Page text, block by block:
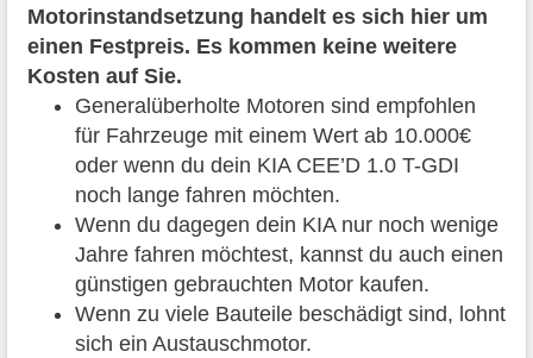
Motorinstandsetzung handelt es sich hier um
einen Festpreis. Es kommen keine weitere
Kosten auf Sie.
Generalüberholte Motoren sind empfohlen
für Fahrzeuge mit einem Wert ab 10.000€
oder wenn du dein KIA CEE’D 1.0 T-GDI
noch lange fahren möchten.
Wenn du dagegen dein KIA nur noch wenige
Jahre fahren möchtest, kannst du auch einen
günstigen gebrauchten Motor kaufen.
Wenn zu viele Bauteile beschädigt sind, lohnt
sich ein Austauschmotor.